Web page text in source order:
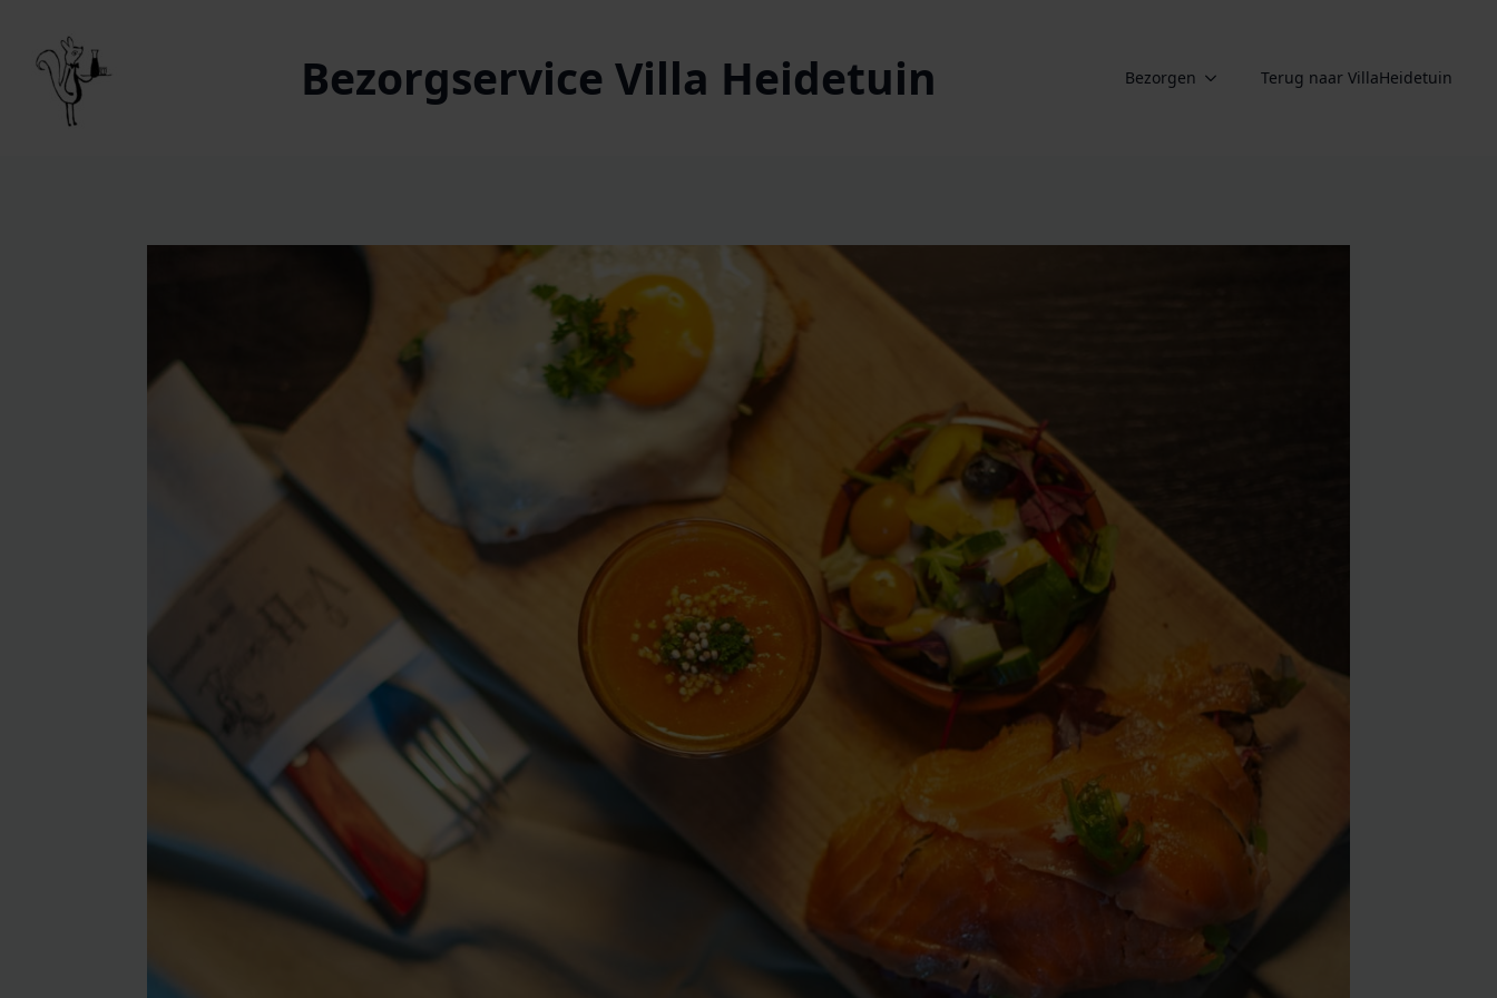
Bezorgservice Villa Heidetuin Bezorgen Terug naar VillaHeidetuin